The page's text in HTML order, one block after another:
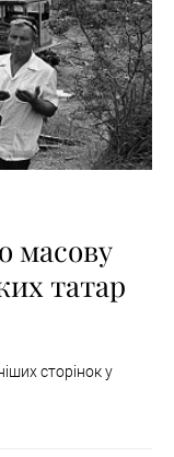
масову
татар
сторінок у